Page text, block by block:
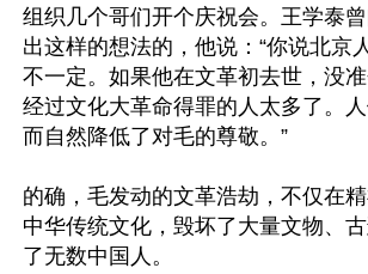
组织几个哥们开个庆祝会。王学泰
出这样的想法的，他说：“你说北京
不一定。如果他在文革初去世，没
经过文化大革命得罪的人太多了。
而自然降低了对毛的尊敬。”
的确，毛发动的文革浩劫，不仅在
中华传统文化，毁坏了大量文物、
了无数中国人。